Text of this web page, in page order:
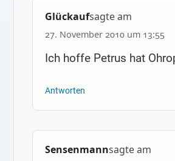
Glückaufsagte am
27. November 2010 um 13:55
Ich hoffe Petrus hat
Antworten
Sensenmannsagte am